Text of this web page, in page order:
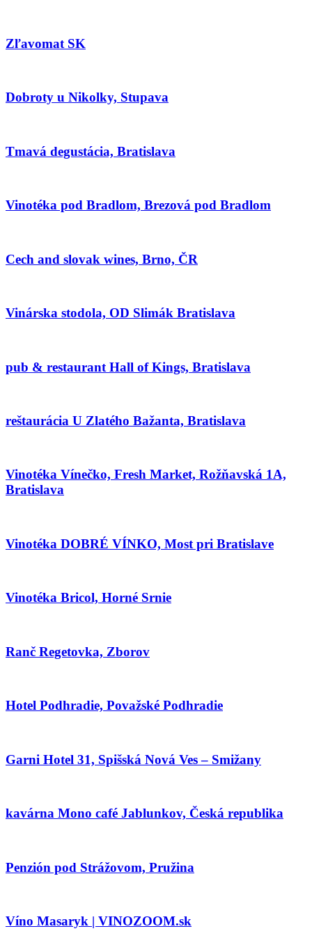
Zľavomat SK
Dobroty u Nikolky, Stupava
Tmavá degustácia, Bratislava
Vinotéka pod Bradlom, Brezová pod Bradlom
Cech and slovak wines, Brno, ČR
Vinárska stodola, OD Slimák Bratislava
pub & restaurant Hall of Kings, Bratislava
reštaurácia U Zlatého Bažanta, Bratislava
Vinotéka Vínečko, Fresh Market, Rožňavská 1A,
Bratislava
Vinotéka DOBRÉ VÍNKO, Most pri Bratislave
Vinotéka Bricol, Horné Srnie
Ranč Regetovka, Zborov
Hotel Podhradie, Považské Podhradie
Garni Hotel 31, Spišská Nová Ves – Smižany
kavárna Mono café Jablunkov, Česká republika
Penzión pod Strážovom, Pružina
Víno Masaryk | VINOZOOM.sk